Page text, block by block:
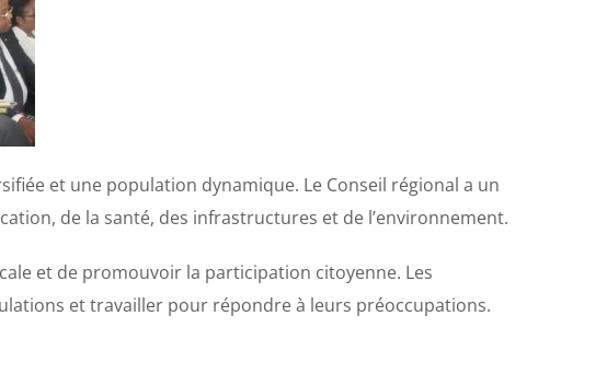
et une population dynamique. Le Conseil régional a un
de la santé, des infrastructures et de l’environnement.
et de promouvoir la participation citoyenne. Les
et travailler pour répondre à leurs préoccupations.